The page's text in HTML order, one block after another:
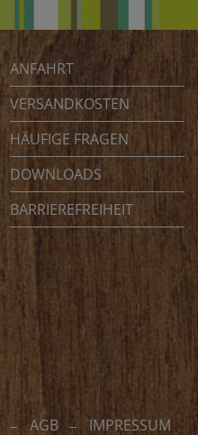
ANFAHRT
VERSANDKOSTEN
HÄUFIGE FRAGEN
DOWNLOADS
BARRIEREFREIHEIT
AGB IMPRESSUM